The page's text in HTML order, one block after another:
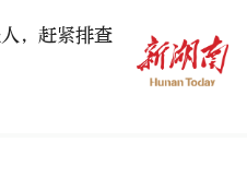
，赶紧排查